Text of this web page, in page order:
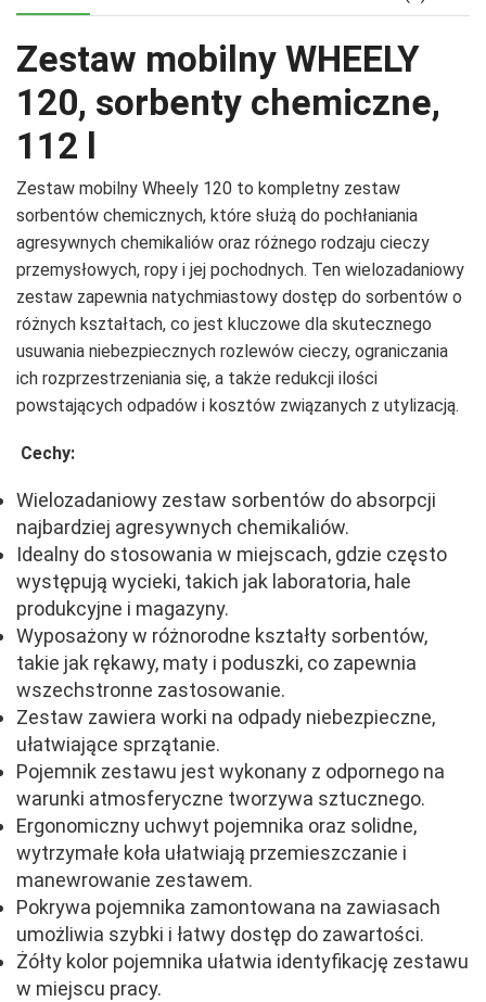
Zestaw mobilny WHEELY
120, sorbenty chemiczne,
112 l
Zestaw mobilny Wheely 120 to kompletny zestaw
sorbentów chemicznych, które służą do pochłaniania
agresywnych chemikaliów oraz różnego rodzaju cieczy
przemysłowych, ropy i jej pochodnych. Ten wielozadaniowy
zestaw zapewnia natychmiastowy dostęp do sorbentów o
różnych kształtach, co jest kluczowe dla skutecznego
usuwania niebezpiecznych rozlewów cieczy, ograniczania
ich rozprzestrzeniania się, a także redukcji ilości
powstających odpadów i kosztów związanych z utylizacją.
Cechy:
Wielozadaniowy zestaw sorbentów do absorpcji
najbardziej agresywnych chemikaliów.
Idealny do stosowania w miejscach, gdzie często
występują wycieki, takich jak laboratoria, hale
produkcyjne i magazyny.
Wyposażony w różnorodne kształty sorbentów,
takie jak rękawy, maty i poduszki, co zapewnia
wszechstronne zastosowanie.
Zestaw zawiera worki na odpady niebezpieczne,
ułatwiające sprzątanie.
Pojemnik zestawu jest wykonany z odpornego na
warunki atmosferyczne tworzywa sztucznego.
Ergonomiczny uchwyt pojemnika oraz solidne,
wytrzymałe koła ułatwiają przemieszczanie i
manewrowanie zestawem.
Pokrywa pojemnika zamontowana na zawiasach
umożliwia szybki i łatwy dostęp do zawartości.
Żółty kolor pojemnika ułatwia identyfikację zestawu
w miejscu pracy.